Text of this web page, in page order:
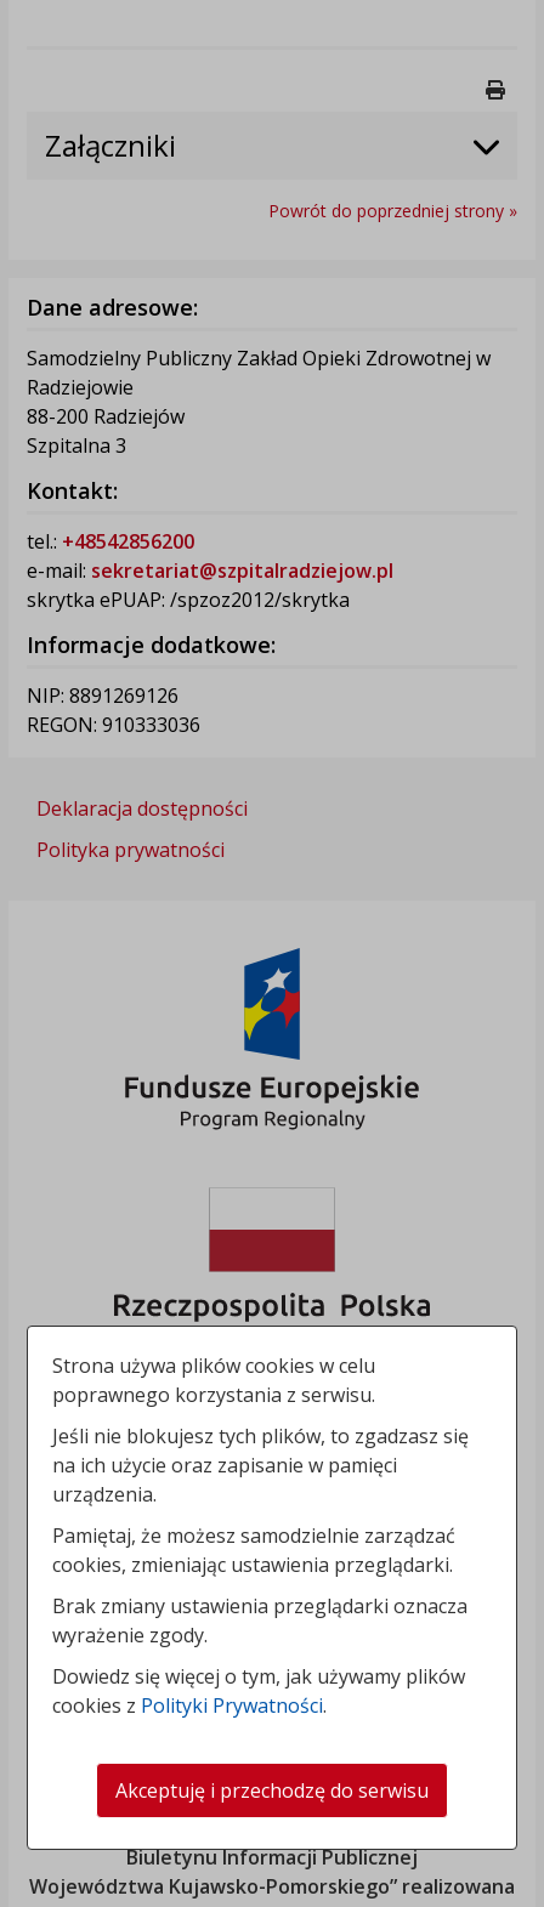
Załączniki
Powrót do poprzedniej strony »
Dane adresowe:
Samodzielny Publiczny Zakład Opieki Zdrowotnej w
Radziejowie
88-200 Radziejów
Szpitalna 3
Kontakt:
tel.: +48542856200
e-mail: sekretariat@szpitalradziejow.pl
skrytka ePUAP: /spzoz2012/skrytka
Informacje dodatkowe:
NIP: 8891269126
REGON: 910333036
Deklaracja dostępności
Polityka prywatności
Biuletynu Informacji Publicznej
Województwa Kujawsko-Pomorskiego” realizowana
Strona używa plików cookies w celu
poprawnego korzystania z serwisu.
Jeśli nie blokujesz tych plików, to zgadzasz się
na ich użycie oraz zapisanie w pamięci
urządzenia.
Pamiętaj, że możesz samodzielnie zarządzać
cookies, zmieniając ustawienia przeglądarki.
Brak zmiany ustawienia przeglądarki oznacza
wyrażenie zgody.
Dowiedz się więcej o tym, jak używamy plików
cookies z Polityki Prywatności.
Akceptuję i przechodzę do serwisu